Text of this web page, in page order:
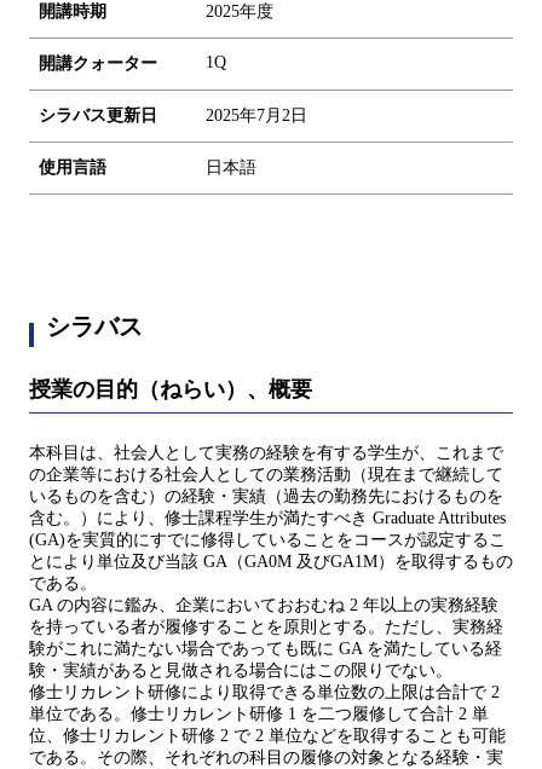
開講時期 2025年度
開講クォーター 1Q
シラバス更新日 2025年7月2日
使用言語 日本語
シラバス
授業の目的（ねらい）、概要
本科目は、社会人として実務の経験を有する学生が、これまで
の企業等における社会人としての業務活動（現在まで継続して
いるものを含む）の経験・実績（過去の勤務先におけるものを
含む。）により、修士課程学生が満たすべき Graduate Attributes
(GA)を実質的にすでに修得していることをコースが認定するこ
とにより単位及び当該 GA（GA0M 及びGA1M）を取得するもの
である。
GA の内容に鑑み、企業においておおむね 2 年以上の実務経験
を持っている者が履修することを原則とする。ただし、実務経
験がこれに満たない場合であっても既に GA を満たしている経
験・実績があると見做される場合にはこの限りでない。
修士リカレント研修により取得できる単位数の上限は合計で 2
単位である。修士リカレント研修 1 を二つ履修して合計 2 単
位、修士リカレント研修 2 で 2 単位などを取得することも可能
である。その際、それぞれの科目の履修の対象となる経験・実